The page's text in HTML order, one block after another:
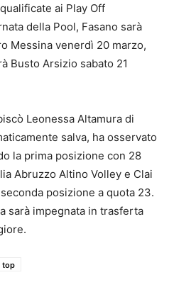
ai Play Off
della Pool, Fasano sarà
Messina venerdì 20 marzo,
Busto Arsizio sabato 21
Leonessa Altamura di
salva, ha osservato
la prima posizione con 28
Abruzzo Altino Volley e Clai
posizione a quota 23.
sarà impegnata in trasferta
top